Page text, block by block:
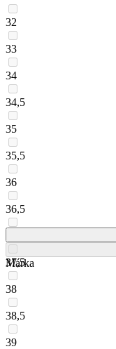
32
33
34
34,5
35
35,5
36
36,5
37,5
38
38,5
39
Márka